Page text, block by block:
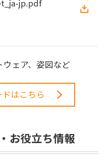
jp.pdf
ェア、姿図など
はこちら
お役立ち情報